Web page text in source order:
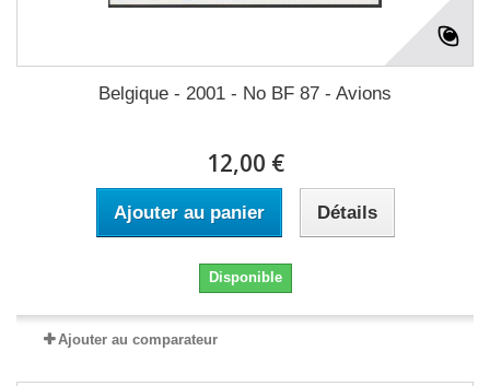
Belgique - 2001 - No BF 87 - Avions
12,00 €
Ajouter au panier Détails
Disponible
Ajouter au comparateur